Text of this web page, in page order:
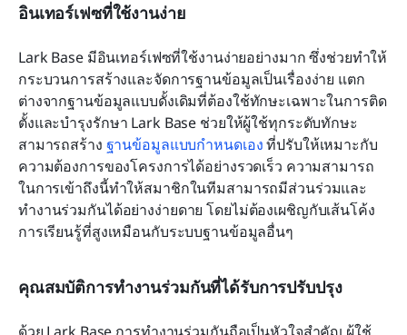
อินเทอร์เฟซที่ใช้งานง่าย
Lark Base มีอินเทอร์เฟซที่ใช้งานง่ายอย่างมาก ซึ่งช่วยทำให้
กระบวนการสร้างและจัดการฐานข้อมูลเป็นเรื่องง่าย แตก
ต่างจากฐานข้อมูลแบบดั้งเดิมที่ต้องใช้ทักษะเฉพาะในการติด
ตั้งและบำรุงรักษา Lark Base ช่วยให้ผู้ใช้ทุกระดับทักษะ
สามารถสร้าง ฐานข้อมูลแบบกำหนดเอง ที่ปรับให้เหมาะกับ
ความต้องการของโครงการได้อย่างรวดเร็ว ความสามารถ
ในการเข้าถึงนี้ทำให้สมาชิกในทีมสามารถมีส่วนร่วมและ
ทำงานร่วมกันได้อย่างง่ายดาย โดยไม่ต้องเผชิญกับเส้นโค้ง
การเรียนรู้ที่สูงเหมือนกับระบบฐานข้อมูลอื่นๆ
คุณสมบัติการทำงานร่วมกันที่ได้รับการปรับปรุง
ด้วย Lark Base การทำงานร่วมกันถือเป็นหัวใจสำคัญ ผู้ใช้